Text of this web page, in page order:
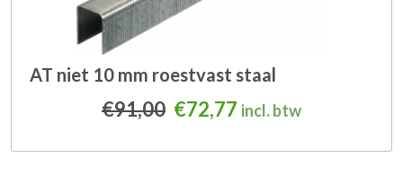
AT niet 10 mm roestvast staal
€91,00 Oorspronkelijke prijs
€72,77 Huidige prijs is:
incl. btw